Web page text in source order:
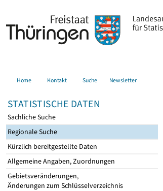
Home Kontakt Suche Newsletter
STATISTISCHE DATEN
Sachliche Suche
Regionale Suche
Kürzlich bereitgestellte Daten
Allgemeine Angaben, Zuordnungen
Gebietsveränderungen,
Änderungen zum Schlüsselverzeichnis